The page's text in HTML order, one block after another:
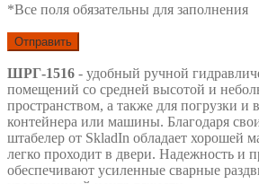
*Все поля обязательны для заполнения
ШРГ-1516 - удобный ручной
помещений со средней высотой и
пространством, а также для погрузки и
контейнера или машины. Благодаря
штабелер от SkladIn обладает хорошей
легко проходит в двери. Надежность и
обеспечивают усиленные сварные